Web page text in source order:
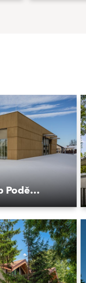
Centrum sociálních služeb Poděbrady, Kluk